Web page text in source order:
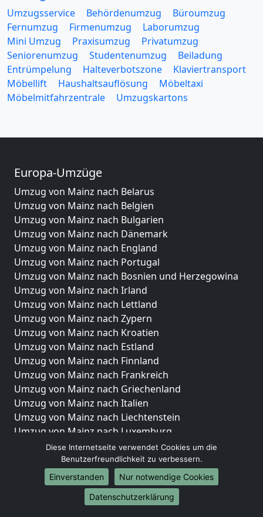
Umzugsservice Behördenumzug
Büroumzug
Fernumzug
Firmenumzug
Laborumzug
Mini Umzug
Praxisumzug
Privatumzug
Seniorenumzug
Studentenumzug
Beiladung
Entrümpelung
Halteverbotszone
Klaviertransport
Möbellift
Haushaltsauflösung
Möbeltaxi
Möbelmitfahrzentrale
Umzugskartons
Europa-Umzüge
Umzug von Mainz nach Belarus
Umzug von Mainz nach Belgien
Umzug von Mainz nach Bulgarien
Umzug von Mainz nach Dänemark
Umzug von Mainz nach England
Umzug von Mainz nach Portugal
Umzug von Mainz nach Bosnien und Herzegowina
Umzug von Mainz nach Irland
Umzug von Mainz nach Lettland
Umzug von Mainz nach Zypern
Umzug von Mainz nach Kroatien
Umzug von Mainz nach Estland
Umzug von Mainz nach Finnland
Umzug von Mainz nach Frankreich
Umzug von Mainz nach Griechenland
Umzug von Mainz nach Italien
Umzug von Mainz nach Liechtenstein
Umzug von Mainz nach Luxemburg
Umzug von Mainz nach Niederlande
Umzug von Mainz nach Norwegen
Umzüge-Deutschlandweit
Umzug von Mainz nach Berlin
Diese Internetseite verwendet Cookies um die
Benutzerfreundlichkeit zu verbessern.
Einverstanden
Nur notwendige Cookies
Datenschutzerklärung